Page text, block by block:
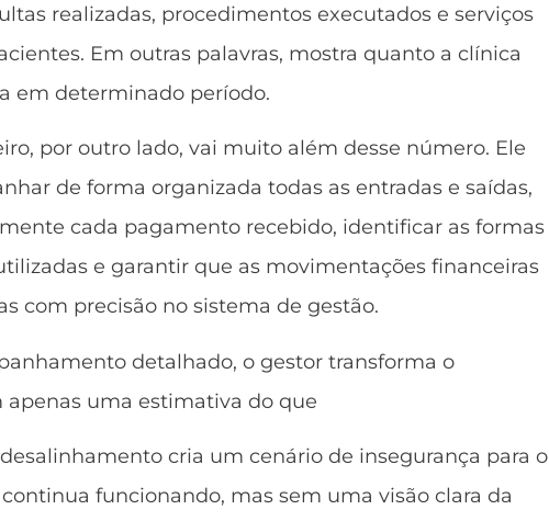
realizadas, procedimentos executados e serviços
Em outras palavras, mostra quanto a clínica
em determinado período.
por outro lado, vai muito além desse número. Ele
de forma organizada todas as entradas e saídas,
cada pagamento recebido, identificar as formas
e garantir que as movimentações financeiras
com precisão no sistema de gestão.
detalhado, o gestor transforma o
uma estimativa do que
cria um cenário de insegurança para o
funcionando, mas sem uma visão clara da